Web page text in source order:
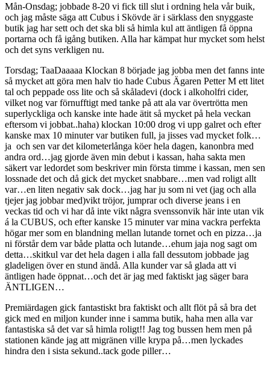
Mån-Onsdag; jobbade 8-20 vi fick till slut i ordning hela vår buik,
och jag måste säga att Cubus i Skövde är i särklass den snyggaste
butik jag har sett och det ska bli så himla kul att äntligen få öppna
portarna och få igång butiken. Alla har kämpat hur mycket som helst
och det syns verkligen nu.
Torsdag; TaaDaaaaa Klockan 8 började jag jobba men det fanns inte
så mycket att göra men halv tio hade Cubus Ägaren Petter M ett litet
tal och peppade oss lite och så skåladevi (dock i alkoholfri cider,
vilket nog var förnufftigt med tanke på att ala var övertrötta men
superlyckliga och kanske inte hade ätit så mycket på hela veckan
eftersom vi jobbat..haha) klockan 10:00 drog vi upp galret och efter
kanske max 10 minuter var butiken full, ja jisses vad mycket folk…
ja och sen var det kilometerlånga köer hela dagen, kanonbra med
andra ord…jag gjorde även min debut i kassan, haha sakta men
säkert var ledordet som beskriver min första timme i kassan, men sen
lossnade det och då gick det mycket snabbare…men vad roligt allt
var…en liten negativ sak dock…jag har ju som ni vet (jag och alla
tjejer jag jobbar med)vikt tröjor, jumprar och diverse jeans i en
veckas tid och vi har då inte vikt några svenssonvik här inte utan vik
á la CUBUS, och efter kanske 15 minuter var mina vackra perfekta
högar mer som en blandning mellan lutande tornet och en pizza…ja
ni förstår dem var både platta och lutande…ehum jaja nog sagt om
detta…skitkul var det hela dagen i alla fall dessutom jobbade jag
gladeligen över en stund ändå. Alla kunder var så glada att vi
äntligen hade öppnat…och det är jag med faktiskt jag säger bara
ÄNTLIGEN…
Premiärdagen gick fantastiskt bra faktiskt och allt flöt på så bra det
gick med en miljon kunder inne i samma butik, haha men alla var
fantastiska så det var så himla roligt!! Jag tog bussen hem men på
stationen kände jag att migränen ville krypa på…men lyckades
hindra den i sista sekund..tack gode piller…